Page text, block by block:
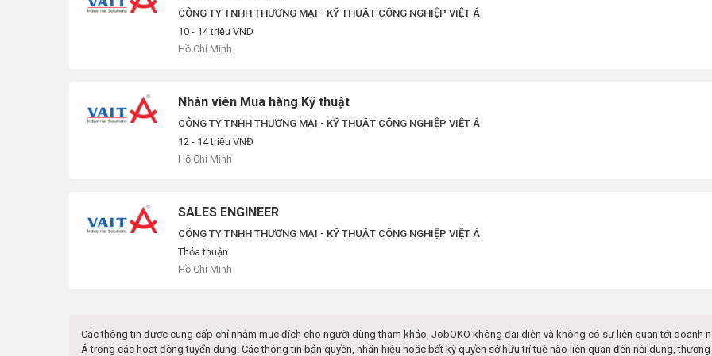
CÔNG TY TNHH THƯƠNG MẠI - KỸ THUẬT CÔNG NGHIỆP VIỆT Á
10 - 14 triệu VND
Hồ Chí Minh
Nhân viên Mua hàng Kỹ thuật
CÔNG TY TNHH THƯƠNG MẠI - KỸ THUẬT CÔNG NGHIỆP VIỆT Á
12 - 14 triệu VNĐ
Hồ Chí Minh
SALES ENGINEER
CÔNG TY TNHH THƯƠNG MẠI - KỸ THUẬT CÔNG NGHIỆP VIỆT Á
Thỏa thuận
Hồ Chí Minh
Các thông tin được cung cấp chỉ nhằm mục đích cho người dùng tham khảo, JobOKO không đại diện và không có sự liên quan tới doanh
Átrong các hoạt động tuyển dụng. Các thông tin bản quyền, nhãn hiệu hoặc bất kỳ quyền sở hữu trí tuệ nào liên quan đến nội dung,